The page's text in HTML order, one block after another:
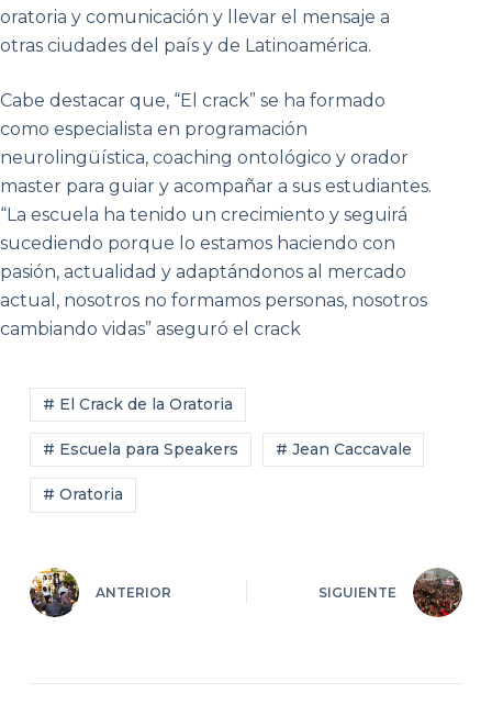
oratoria y comunicación y llevar el mensaje a
otras ciudades del país y de Latinoamérica.
Cabe destacar que, “El crack” se ha formado
como especialista en programación
neurolingüística, coaching ontológico y orador
master para guiar y acompañar a sus estudiantes.
“La escuela ha tenido un crecimiento y seguirá
sucediendo porque lo estamos haciendo con
pasión, actualidad y adaptándonos al mercado
actual, nosotros no formamos personas, nosotros
cambiando vidas” aseguró el crack
# El Crack de la Oratoria
# Escuela para Speakers # Jean Caccavale
# Oratoria
ANTERIOR SIGUIENTE